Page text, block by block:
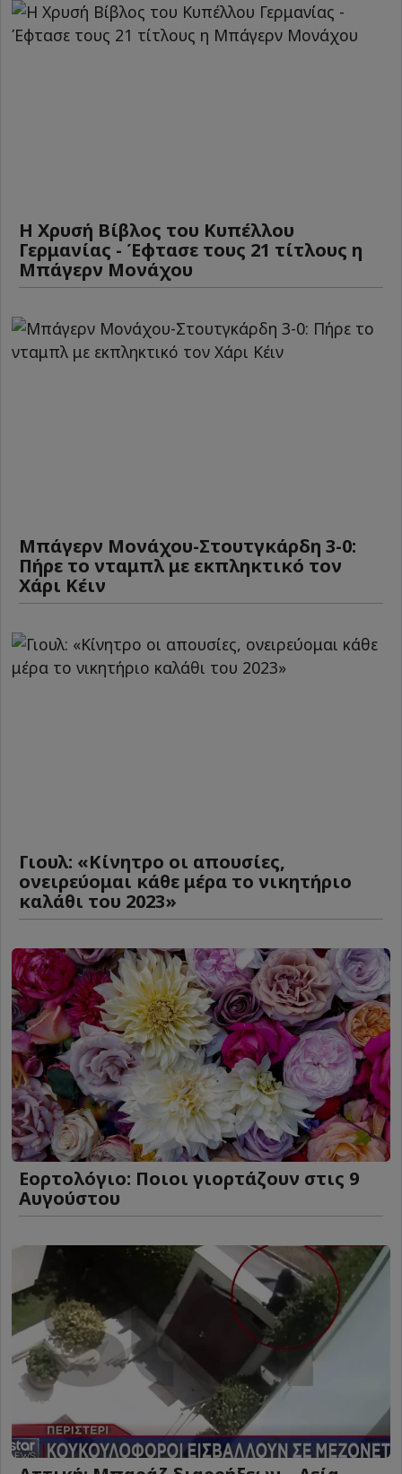
Η Χρυσή Βίβλος του Κυπέλλου
Γερμανίας - Έφτασε τους 21 τίτλους η
Μπάγερν Μονάχου
Μπάγερν Μονάχου-Στουτγκάρδη 3-0:
Πήρε το νταμπλ με εκπληκτικό τον
Χάρι Κέιν
Γιουλ: «Κίνητρο οι απουσίες,
ονειρεύομαι κάθε μέρα το νικητήριο
καλάθι του 2023»
Εορτολόγιο: Ποιοι γιορτάζουν στις 9
Αυγούστου